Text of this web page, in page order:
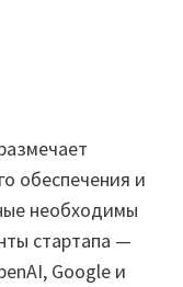
обеспечения и
необходимы
стартапа —
Google и